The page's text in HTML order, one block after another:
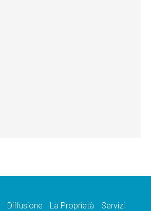
Diffusione La Proprietà
Servizi